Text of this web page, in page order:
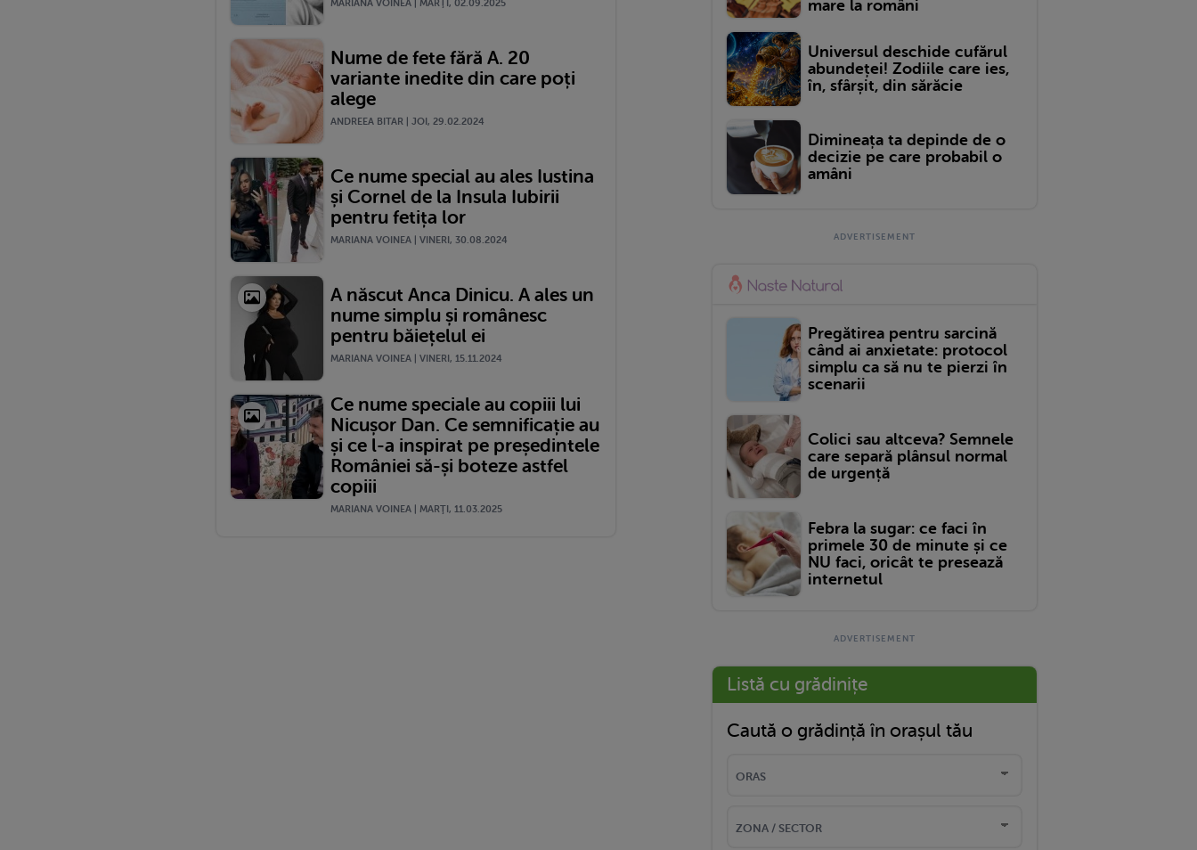
MARIANA VOINEA | MARŢI, 02.09.2025
Nume de fete fără A. 20
variante inedite din care poți
alege
ANDREEA BITAR | JOI, 29.02.2024
Ce nume special au ales Iustina
și Cornel de la Insula Iubirii
pentru fetița lor
MARIANA VOINEA | VINERI, 30.08.2024
A născut Anca Dinicu. A ales un
nume simplu și românesc
pentru băiețelul ei
MARIANA VOINEA | VINERI, 15.11.2024
Ce nume speciale au copiii lui
Nicușor Dan. Ce semnificație au
și ce l-a inspirat pe președintele
României să-și boteze astfel
copiii
MARIANA VOINEA | MARŢI, 11.03.2025
mare la români
Universul deschide cufărul
abundeței! Zodiile care ies,
în, sfârșit, din sărăcie
Dimineața ta depinde de o
decizie pe care probabil o
amâni
Pregătirea pentru sarcină
când ai anxietate: protocol
simplu ca să nu te pierzi în
scenarii
Colici sau altceva? Semnele
care separă plânsul normal
de urgență
Febra la sugar: ce faci în
primele 30 de minute și ce
NU faci, oricât te presează
internetul
Listă cu grădinițe
Caută o grădință în orașul tău